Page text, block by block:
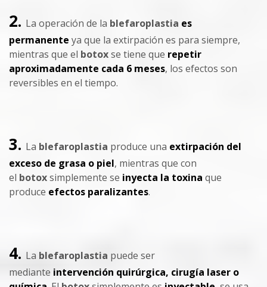
2. La operación de la blefaroplastia es
permanente ya que la extirpación es para siempre,
mientras que el botoxse tiene que repetir
aproximadamente cada 6 meses, los efectos son
reversibles en el tiempo.
3. La blefaroplastia produce una extirpación del
exceso de grasa o piel, mientras que con
el botoxsimplemente se inyecta la toxina que
produce efectos paralizantes.
4. La blefaroplastia puede ser
mediante intervención quirúrgica, cirugía laser o